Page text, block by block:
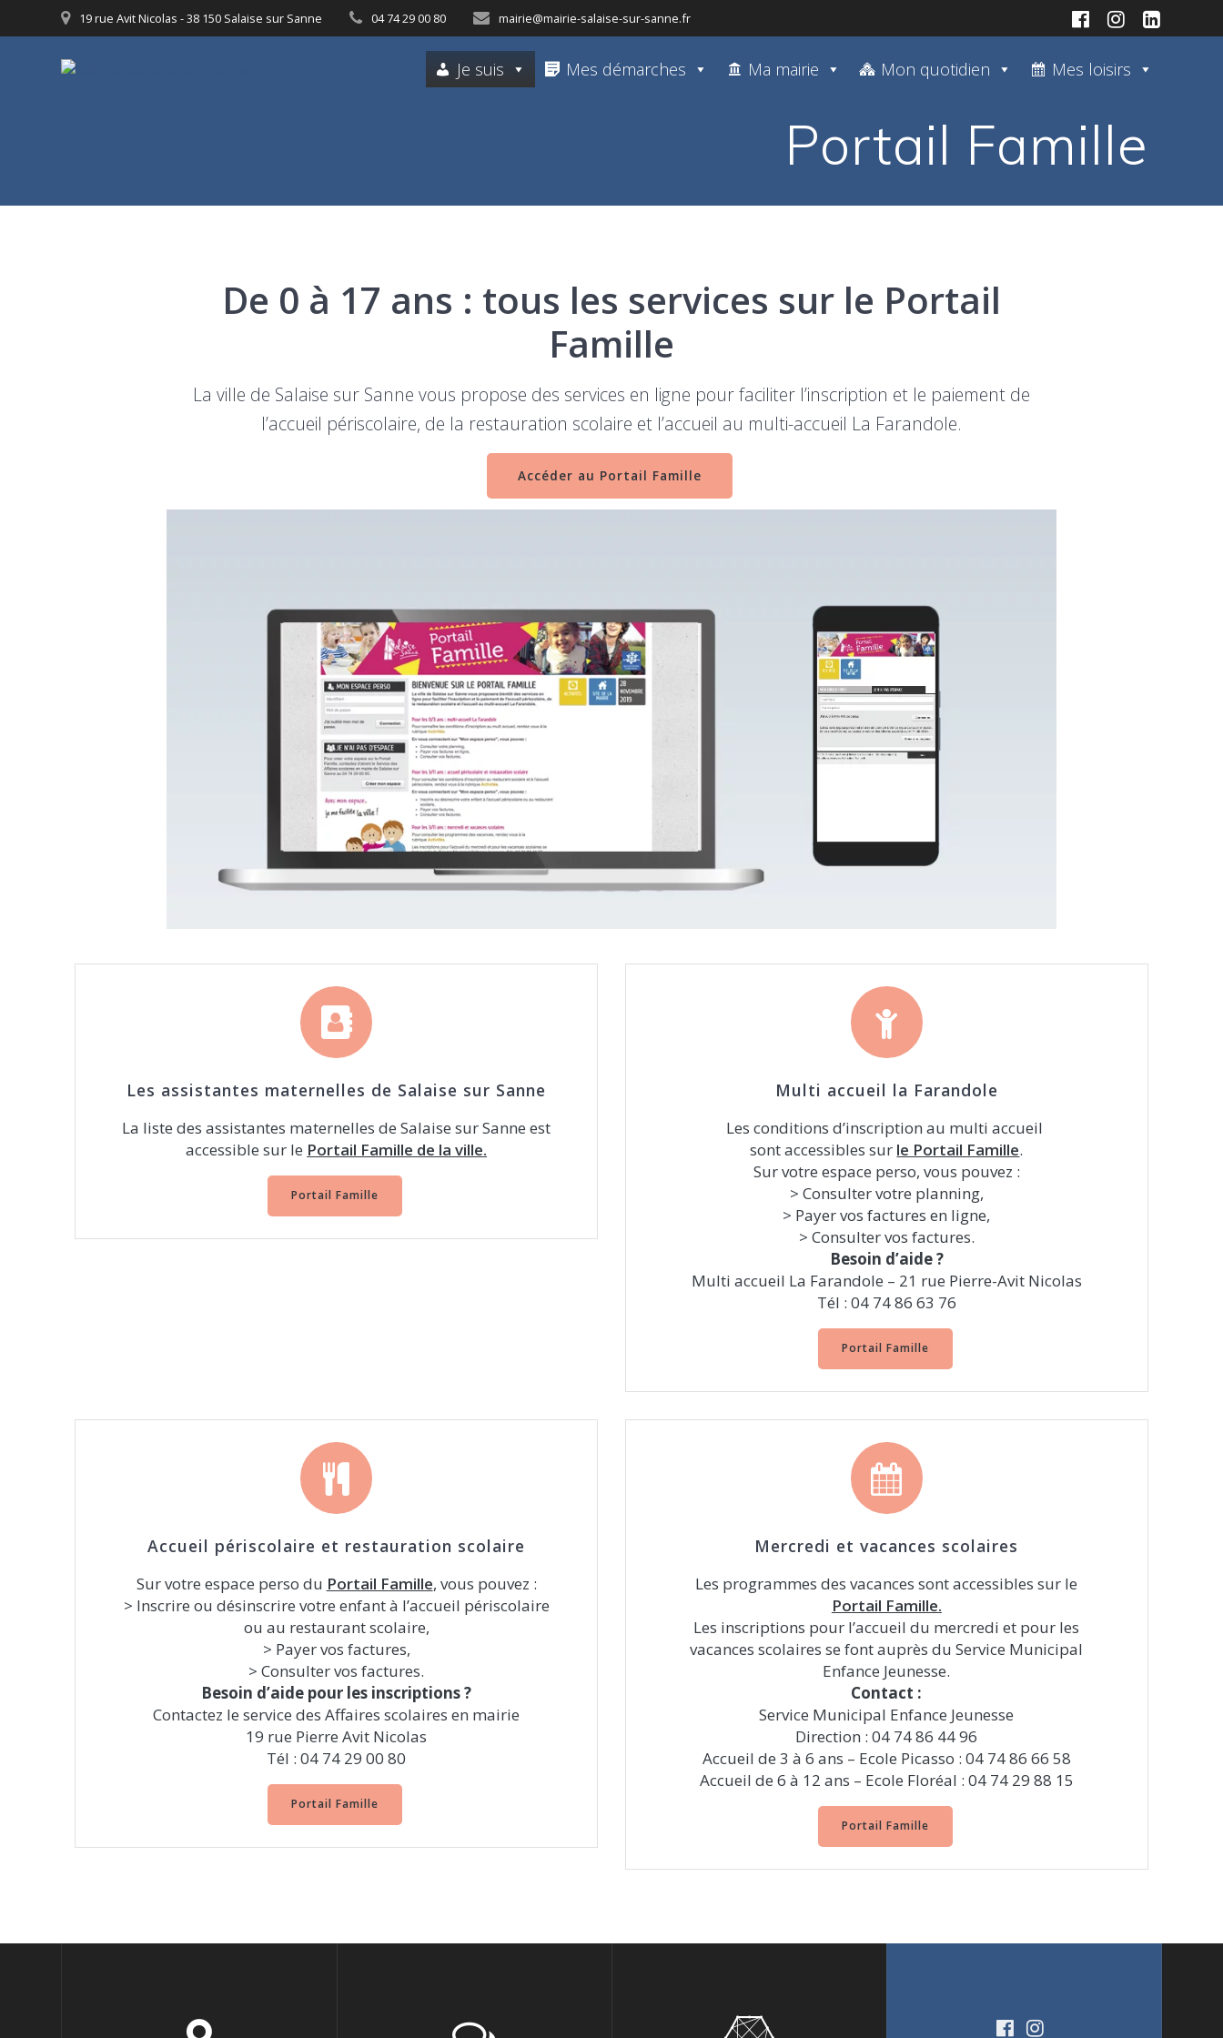
au
19 rue Avit Nicolas - 38 150 Salaise sur Sanne 04 74 29 00 80 mairie@mairie-salaise-sur-sanne.fr
Je suis Mes démarches Ma mairie Mon quotidien Mes loisirs
Portail Famille
De 0 à 17 ans : tous les services sur le Portail
Famille
La ville de Salaise sur Sanne vous propose des services en ligne pour faciliter l’inscription et le paiement de
l’accueil périscolaire, de la restauration scolaire et l’accueil au multi-accueil La Farandole.
Accéder au Portail Famille
Les assistantes maternelles de Salaise sur Sanne
La liste des assistantes maternelles de Salaise sur Sanne est
accessible sur le Portail Famille de la ville.
Portail Famille
Multi accueil la Farandole
Les conditions d’inscription au multi accueil
sont accessibles sur le Portail Famille.
Sur votre espace perso, vous pouvez :
> Consulter votre planning,
> Payer vos factures en ligne,
> Consulter vos factures.
Besoin d’aide ?
Multi accueil La Farandole – 21 rue Pierre-Avit Nicolas
Tél : 04 74 86 63 76
Portail Famille
Accueil périscolaire et restauration scolaire
Sur votre espace perso du Portail Famille, vous pouvez :
> Inscrire ou désinscrire votre enfant à l’accueil périscolaire
ou au restaurant scolaire,
> Payer vos factures,
> Consulter vos factures.
Besoin d’aide pour les inscriptions ?
Contactez le service des Affaires scolaires en mairie
19 rue Pierre Avit Nicolas
Tél : 04 74 29 00 80
Portail Famille
Mercredi et vacances scolaires
Les programmes des vacances sont accessibles sur le
Portail Famille.
Les inscriptions pour l’accueil du mercredi et pour les
vacances scolaires se font auprès du Service Municipal
Enfance Jeunesse.
Contact :
Service Municipal Enfance Jeunesse
Direction : 04 74 86 44 96
Accueil de 3 à 6 ans – Ecole Picasso : 04 74 86 66 58
Accueil de 6 à 12 ans – Ecole Floréal : 04 74 29 88 15
Portail Famille